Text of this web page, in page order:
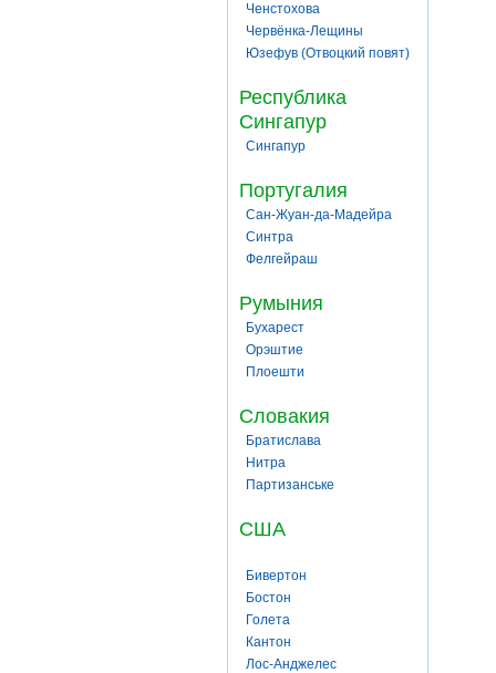
Ченстохова
Червёнка-Лещины
Юзефув (Отвоцкий повят)
Республика
Сингапур
Сингапур
Португалия
Сан-Жуан-да-Мадейра
Синтра
Фелгейраш
Румыния
Бухарест
Орэштие
Плоешти
Словакия
Братислава
Нитра
Партизанське
США
Бивертон
Бостон
Голета
Кантон
Лос-Анджелес